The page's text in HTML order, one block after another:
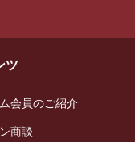
ツ
会員のご紹介
商談